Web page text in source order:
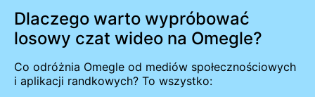
Dlaczego warto wypróbować
losowy czat wideo na Omegle?
Co odróżnia Omegle od mediów społecznościowych
i aplikacji randkowych? To wszystko: